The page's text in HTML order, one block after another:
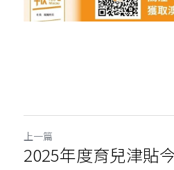
上一篇
2025年度育兒津貼